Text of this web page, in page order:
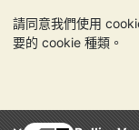
請同意我們使用
要的 cookie 種類。
London
W6 8DA
貴金屬的價
的價格走勢。
投資建議。您應該考